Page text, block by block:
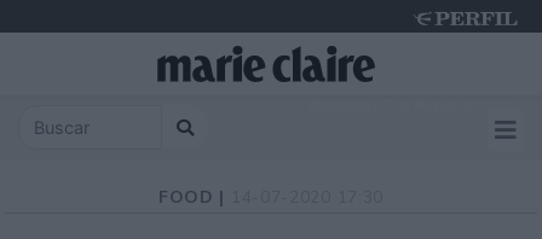
FOOD |